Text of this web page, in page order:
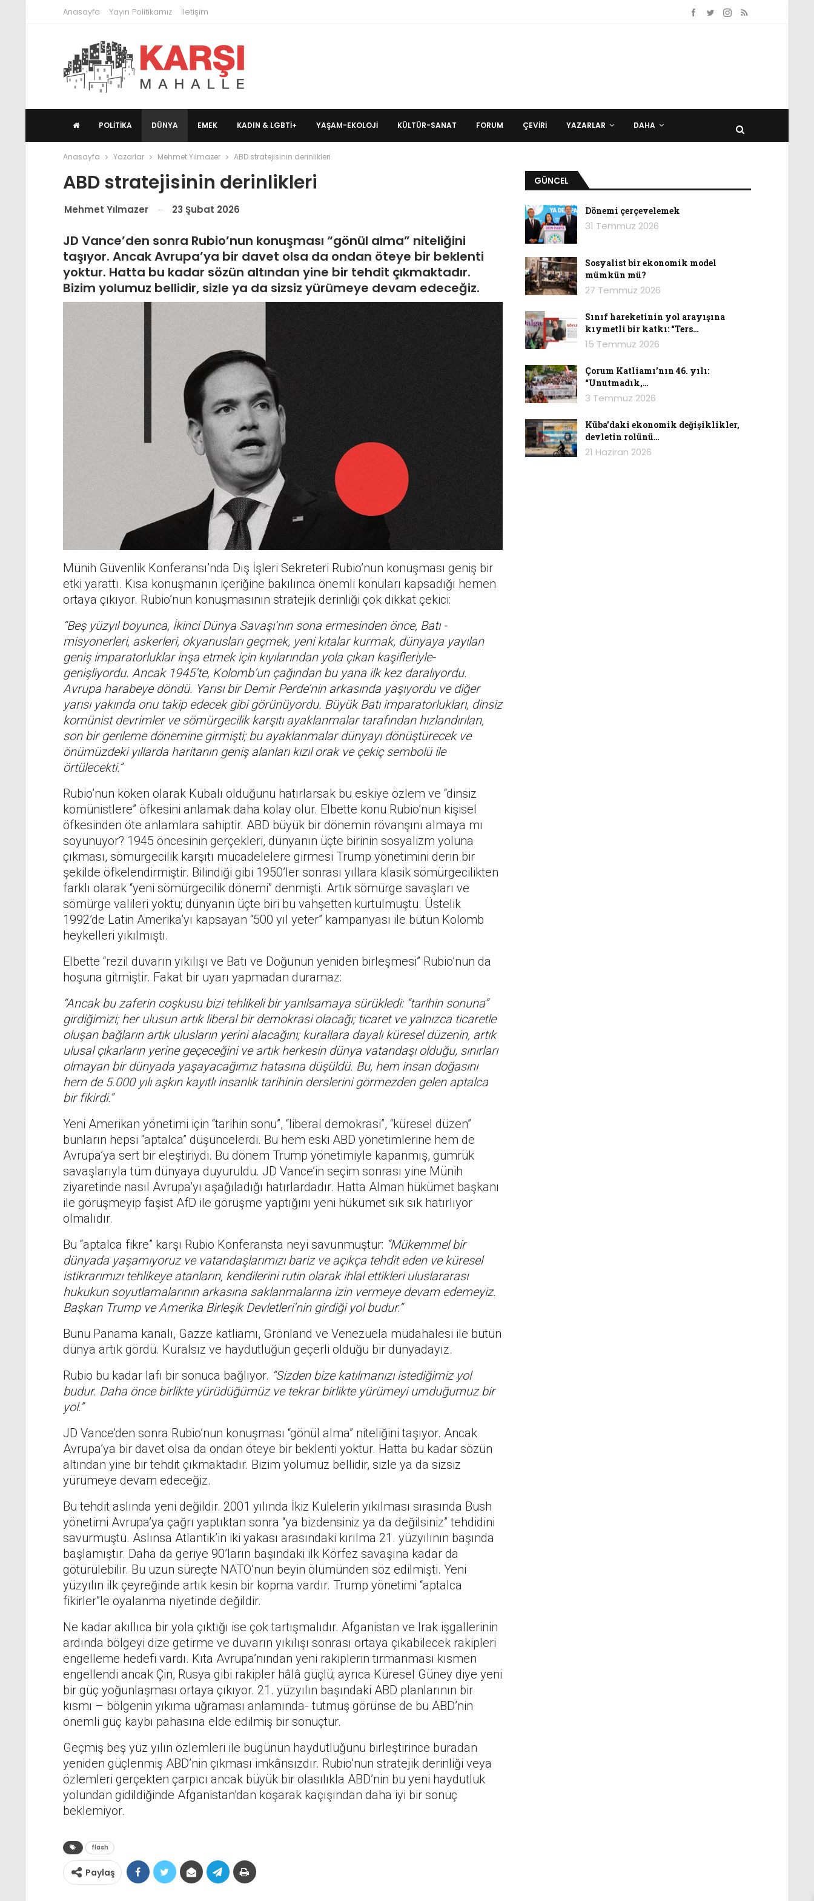
Anasayfa Yayın Politikamız İletişim
POLITIKA DÜNYA EMEK KADIN & LGBTİ+ YAŞAM-EKOLOJI KÜLTÜR-SANAT FORUM ÇEVIRI YAZARLAR DAHA
Anasayfa Yazarlar Mehmet Yılmazer ABD stratejisinin derinlikleri
ABD stratejisinin derinlikleri
Mehmet Yılmazer 23 Şubat 2026
JD Vance’den sonra Rubio’nun konuşması “gönül alma” niteliğini
taşıyor. Ancak Avrupa’ya bir davet olsa da ondan öteye bir beklenti
yoktur. Hatta bu kadar sözün altından yine bir tehdit çıkmaktadır.
Bizim yolumuz bellidir, sizle ya da sizsiz yürümeye devam edeceğiz.
Münih Güvenlik Konferansı’nda Dış İşleri Sekreteri Rubio’nun konuşması geniş bir
etki yarattı. Kısa konuşmanın içeriğine bakılınca önemli konuları kapsadığı hemen
ortaya çıkıyor. Rubio’nun konuşmasının stratejik derinliği çok dikkat çekici:
“Beş yüzyıl boyunca, İkinci Dünya Savaşı’nın sona ermesinden önce, Batı -
misyonerleri, askerleri, okyanusları geçmek, yeni kıtalar kurmak, dünyaya yayılan
geniş imparatorluklar inşa etmek için kıyılarından yola çıkan kaşifleriyle-
genişliyordu. Ancak 1945’te, Kolomb’un çağından bu yana ilk kez daralıyordu.
Avrupa harabeye döndü. Yarısı bir Demir Perde’nin arkasında yaşıyordu ve diğer
yarısı yakında onu takip edecek gibi görünüyordu. Büyük Batı imparatorlukları, dinsiz
komünist devrimler ve sömürgecilik karşıtı ayaklanmalar tarafından hızlandırılan,
son bir gerileme dönemine girmişti; bu ayaklanmalar dünyayı dönüştürecek ve
önümüzdeki yıllarda haritanın geniş alanları kızıl orak ve çekiç sembolü ile
örtülecekti.”
Rubio’nun köken olarak Kübalı olduğunu hatırlarsak bu eskiye özlem ve “dinsiz
komünistlere” öfkesini anlamak daha kolay olur. Elbette konu Rubio’nun kişisel
öfkesinden öte anlamlara sahiptir. ABD büyük bir dönemin rövanşını almaya mı
soyunuyor? 1945 öncesinin gerçekleri, dünyanın üçte birinin sosyalizm yoluna
çıkması, sömürgecilik karşıtı mücadelelere girmesi Trump yönetimini derin bir
şekilde öfkelendirmiştir. Bilindiği gibi 1950’ler sonrası yıllara klasik sömürgecilikten
farklı olarak “yeni sömürgecilik dönemi” denmişti. Artık sömürge savaşları ve
sömürge valileri yoktu; dünyanın üçte biri bu vahşetten kurtulmuştu. Üstelik
1992’de Latin Amerika’yı kapsayan “500 yıl yeter” kampanyası ile bütün Kolomb
heykelleri yıkılmıştı.
Elbette “rezil duvarın yıkılışı ve Batı ve Doğunun yeniden birleşmesi” Rubio’nun da
hoşuna gitmiştir. Fakat bir uyarı yapmadan duramaz:
“Ancak bu zaferin coşkusu bizi tehlikeli bir yanılsamaya sürükledi: “tarihin sonuna”
girdiğimizi; her ulusun artık liberal bir demokrasi olacağı; ticaret ve yalnızca ticaretle
oluşan bağların artık ulusların yerini alacağını; kurallara dayalı küresel düzenin, artık
ulusal çıkarların yerine geçeceğini ve artık herkesin dünya vatandaşı olduğu, sınırları
olmayan bir dünyada yaşayacağımız hatasına düşüldü. Bu, hem insan doğasını
hem de 5.000 yılı aşkın kayıtlı insanlık tarihinin derslerini görmezden gelen aptalca
bir fikirdi.”
Yeni Amerikan yönetimi için “tarihin sonu”, “liberal demokrasi”, “küresel düzen”
bunların hepsi “aptalca” düşüncelerdi. Bu hem eski ABD yönetimlerine hem de
Avrupa’ya sert bir eleştiriydi. Bu dönem Trump yönetimiyle kapanmış, gümrük
savaşlarıyla tüm dünyaya duyuruldu. JD Vance’in seçim sonrası yine Münih
ziyaretinde nasıl Avrupa’yı aşağıladığı hatırlardadır. Hatta Alman hükümet başkanı
ile görüşmeyip faşist AfD ile görüşme yaptığını yeni hükümet sık sık hatırlıyor
olmalıdır.
Bu “aptalca fikre” karşı Rubio Konferansta neyi savunmuştur: “Mükemmel bir
dünyada yaşamıyoruz ve vatandaşlarımızı bariz ve açıkça tehdit eden ve küresel
istikrarımızı tehlikeye atanların, kendilerini rutin olarak ihlal ettikleri uluslararası
hukukun soyutlamalarının arkasına saklanmalarına izin vermeye devam edemeyiz.
Başkan Trump ve Amerika Birleşik Devletleri’nin girdiği yol budur.”
Bunu Panama kanalı, Gazze katliamı, Grönland ve Venezuela müdahalesi ile bütün
dünya artık gördü. Kuralsız ve haydutluğun geçerli olduğu bir dünyadayız.
Rubio bu kadar lafı bir sonuca bağlıyor. “Sizden bize katılmanızı istediğimiz yol
budur. Daha önce birlikte yürüdüğümüz ve tekrar birlikte yürümeyi umduğumuz bir
yol.”
JD Vance’den sonra Rubio’nun konuşması “gönül alma” niteliğini taşıyor. Ancak
Avrupa’ya bir davet olsa da ondan öteye bir beklenti yoktur. Hatta bu kadar sözün
altından yine bir tehdit çıkmaktadır. Bizim yolumuz bellidir, sizle ya da sizsiz
yürümeye devam edeceğiz.
Bu tehdit aslında yeni değildir. 2001 yılında İkiz Kulelerin yıkılması sırasında Bush
yönetimi Avrupa’ya çağrı yaptıktan sonra “ya bizdensiniz ya da değilsiniz” tehdidini
savurmuştu. Aslınsa Atlantik’in iki yakası arasındaki kırılma 21. yüzyılının başında
başlamıştır. Daha da geriye 90’ların başındaki ilk Körfez savaşına kadar da
götürülebilir. Bu uzun süreçte NATO’nun beyin ölümünden söz edilmişti. Yeni
yüzyılın ilk çeyreğinde artık kesin bir kopma vardır. Trump yönetimi “aptalca
fikirler”le oyalanma niyetinde değildir.
Ne kadar akıllıca bir yola çıktığı ise çok tartışmalıdır. Afganistan ve Irak işgallerinin
ardında bölgeyi dize getirme ve duvarın yıkılışı sonrası ortaya çıkabilecek rakipleri
engelleme hedefi vardı. Kıta Avrupa’nından yeni rakiplerin tırmanması kısmen
engellendi ancak Çin, Rusya gibi rakipler hâlâ güçlü; ayrıca Küresel Güney diye yeni
bir güç yoğunlaşması ortaya çıkıyor. 21. yüzyılın başındaki ABD planlarının bir
kısmı – bölgenin yıkıma uğraması anlamında- tutmuş görünse de bu ABD’nin
önemli güç kaybı pahasına elde edilmiş bir sonuçtur.
Geçmiş beş yüz yılın özlemleri ile bugünün haydutluğunu birleştirince buradan
yeniden güçlenmiş ABD’nin çıkması imkânsızdır. Rubio’nun stratejik derinliği veya
özlemleri gerçekten çarpıcı ancak büyük bir olasılıkla ABD’nin bu yeni haydutluk
yolundan gidildiğinde Afganistan’dan koşarak kaçışından daha iyi bir sonuç
beklemiyor.
flash
Paylaş
GÜNCEL
Dönemi çerçevelemek
31 Temmuz 2026
Sosyalist bir ekonomik model
mümkün mü?
27 Temmuz 2026
Sınıf hareketinin yol arayışına
kıymetli bir katkı: “Ters…
15 Temmuz 2026
Çorum Katliamı’nın 46. yılı:
“Unutmadık,…
3 Temmuz 2026
Küba’daki ekonomik değişiklikler,
devletin rolünü…
21 Haziran 2026